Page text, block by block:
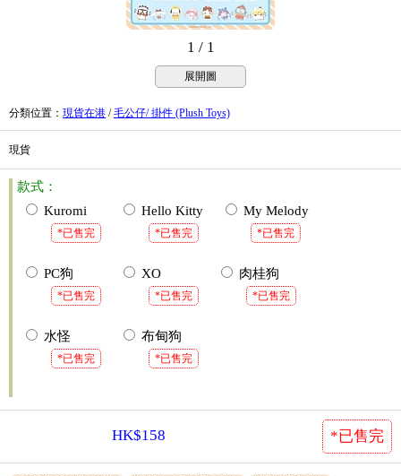
1 / 1
展開圖
分類位置 ： 現貨在港 /毛公仔/ 掛件 (Plush Toys)
現貨
款式：
Kuromi
*已售完
Hello Kitty
*已售完
My Melody
*已售完
PC狗
*已售完
XO
*已售完
肉桂狗
*已售完
水怪
*已售完
布甸狗
*已售完
HK$158 *已售完